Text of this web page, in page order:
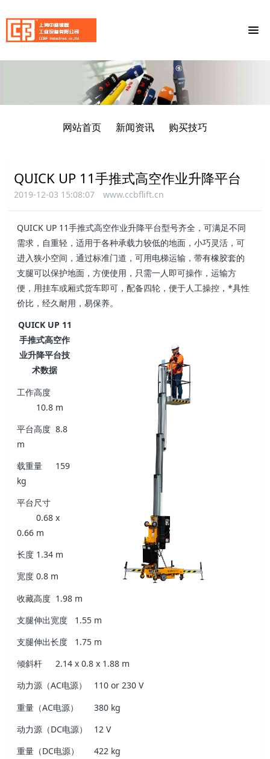
网站首页 新闻资讯 购买技巧
QUICK UP 11手推式高空作业升降平台
2019-12-03 15:08:07 www.ccbflift.cn
QUICK UP 11手推式高空作业升降平台型号齐全，可满足不同
需求，自重轻，适用于各种承载力较低的地面，小巧灵活，可
进入狭小空间，通过标准门道，可用电梯运输，带有橡胶套的
支腿可以保护地面，方便使用，只需一人即可操作，运输方
便，用挂车或厢式货车即可，配备四轮，便于人工操控，*具性
价比，经久耐用，易保养。
QUICK UP 11
手推式高空作
业升降平台技
术数据
工作高度
10.8 m
平台高度 8.8
m
载重量
159
kg
平台尺寸
0.68 x
0.66 m
长度 1.34 m
宽度 0.8 m
收藏高度 1.98 m
支腿伸出宽度
1.55 m
支腿伸出长度
1.75 m
倾斜杆
2.14 x 0.8 x 1.88 m
动力源（AC电源）
110 or 230 V
重量（AC电源）
380 kg
动力源（DC电源）
12 V
重量（DC电源）
422 kg